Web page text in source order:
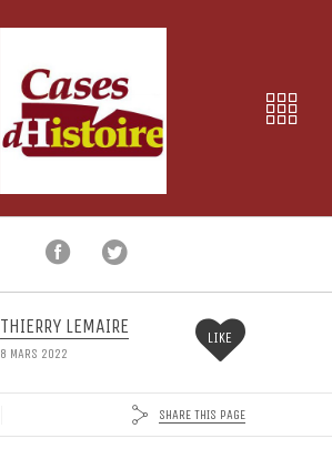
THIERRY LEMAIRE
8 MARS 2022
LIKE
SHARE THIS PAGE